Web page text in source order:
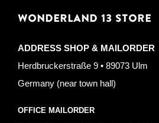
WONDERLAND 13 STORE
ADDRESS SHOP & MAILORDER
Herdbruckerstraße 9 • 89073 Ulm
Germany (near town hall)
OFFICE MAILORDER